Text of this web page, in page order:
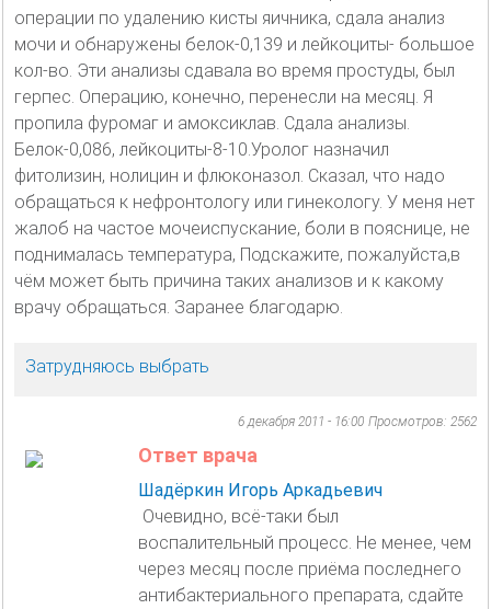
операции по удалению кисты яичника, сдала анализ
мочи и обнаружены белок-0,139 и лейкоциты- большое
кол-во. Эти анализы сдавала во время простуды, был
герпес. Операцию, конечно, перенесли на месяц. Я
пропила фуромаг и амоксиклав. Сдала анализы.
Белок-0,086, лейкоциты-8-10.Уролог назначил
фитолизин, нолицин и флюконазол. Сказал, что надо
обращаться к нефронтологу или гинекологу. У меня нет
жалоб на частое мочеиспускание, боли в пояснице, не
поднималась температура, Подскажите, пожалуйста,в
чём может быть причина таких анализов и к какому
врачу обращаться. Заранее благодарю.
Затрудняюсь выбрать
6 декабря 2011 - 16:00 Просмотров: 2562
Ответ врача
Шадёркин Игорь Аркадьевич
Очевидно, всё-таки был
воспалительный процесс. Не менее, чем
через месяц после приёма последнего
антибактериального препарата, сдайте